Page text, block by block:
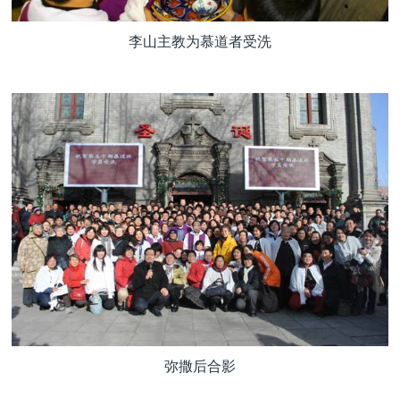
李山主教为慕道者受洗
弥撒后合影